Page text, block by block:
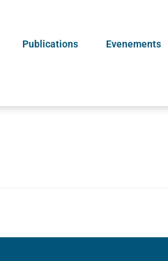
Publications Evenements